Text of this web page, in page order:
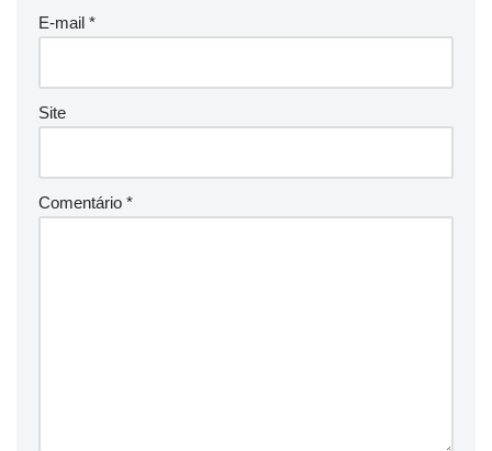
E-mail *
Site
Comentário *